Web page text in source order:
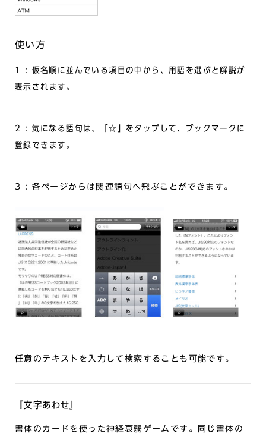
使い方
1 : 仮名順に並んでいる項目の中から、用語を選ぶと解説が
表示されます。
2 : 気になる語句は、「☆」をタップして、ブックマークに
登録できます。
3 : 各ページからは関連語句へ飛ぶことができます。
任意のテキストを入力して検索することも可能です。
『文字あわせ』
書体のカードを使った神経衰弱ゲームです。同じ書体の